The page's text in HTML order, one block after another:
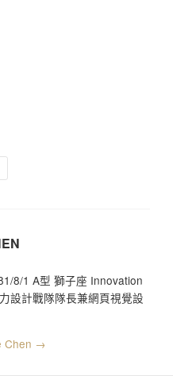
8/1 A型 獅子座 Innovation
設計戰隊隊長兼網頁視覺設
Chen →